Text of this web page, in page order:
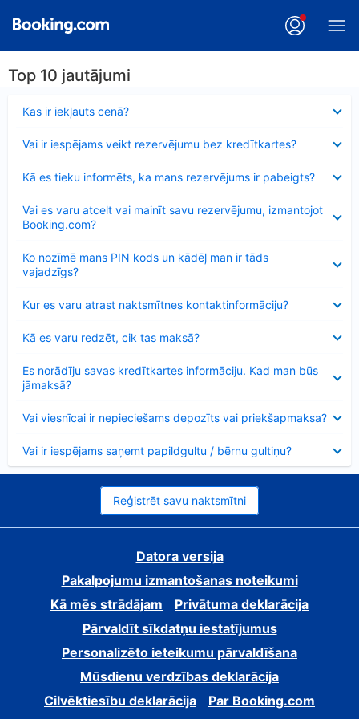
Top 10 jautājumi
Kas ir iekļauts cenā?
Vai ir iespējams veikt rezervējumu bez kredītkartes?
Kā es tieku informēts, ka mans rezervējums ir pabeigts?
Vai es varu atcelt vai mainīt savu rezervējumu, izmantojot
Booking.com?
Ko nozīmē mans PIN kods un kādēļ man ir tāds
vajadzīgs?
Kur es varu atrast naktsmītnes kontaktinformāciju?
Kā es varu redzēt, cik tas maksā?
Es norādīju savas kredītkartes informāciju. Kad man būs
jāmaksā?
Vai viesnīcai ir nepieciešams depozīts vai priekšapmaksa?
Vai ir iespējams saņemt papildgultu / bērnu gultiņu?
Reģistrēt savu naktsmītni
Datora versija
Pakalpojumu izmantošanas noteikumi
Kā mēs strādājam
Privātuma deklarācija
Pārvaldīt sīkdatņu iestatījumus
Personalizēto ieteikumu pārvaldīšana
Mūsdienu verdzības deklarācija
Cilvēktiesību deklarācija
Par Booking.com